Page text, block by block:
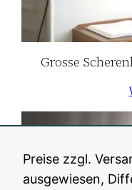
Preise zzgl.
ausgewiesen,
Grosse